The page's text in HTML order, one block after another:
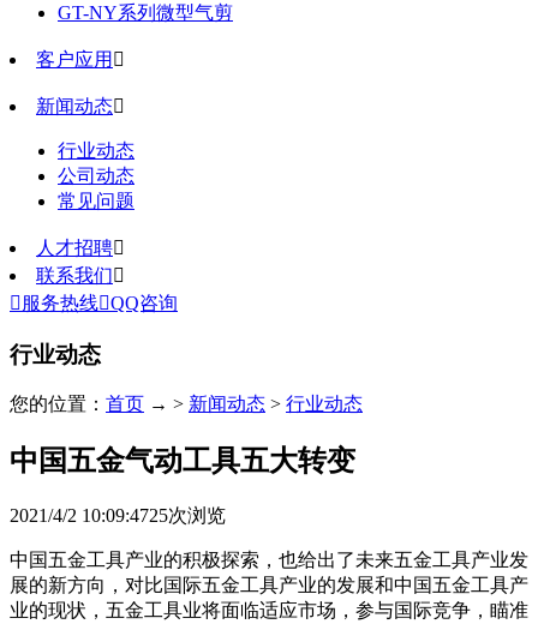
GT-NY系列微型气剪
客户应用 
新闻动态
行业动态
公司动态
常见问题
人才招聘
联系我们
 服务热线QQ咨询
行业动态
您的位置： 首页 → > 新闻动态 > 行业动态
中国五金气动工具五大转变
2021/4/2 10:09:4725次浏览
中国五金工具产业的积极探索，也给出了未来五金工具产业发
展的新方向，对比国际五金工具产业的发展和中国五金工具产
业的现状，五金工具业将面临适应市场，参与国际竞争，瞄准